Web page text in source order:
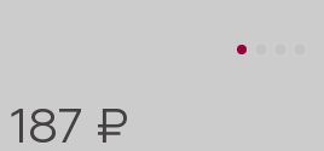
187 ₽